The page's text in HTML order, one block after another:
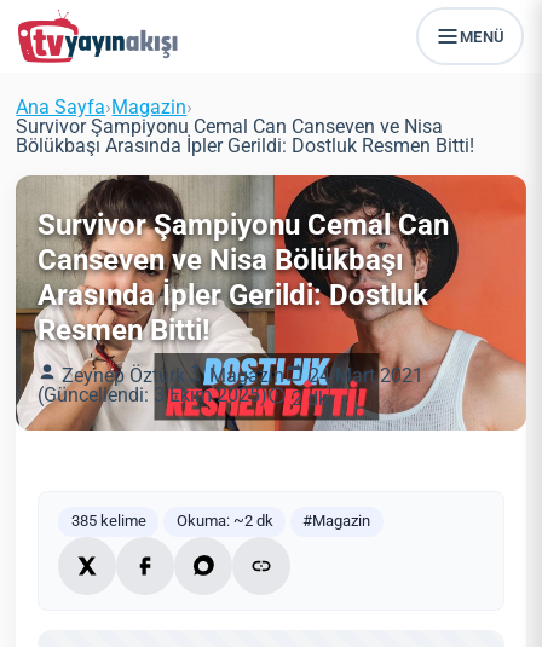
MENÜ
Ana Sayfa›Magazin›
Survivor Şampiyonu Cemal Can Canseven ve Nisa
Bölükbaşı Arasında İpler Gerildi: Dostluk Resmen Bitti!
Survivor Şampiyonu Cemal Can
Canseven ve Nisa Bölükbaşı
Arasında İpler Gerildi: Dostluk
Resmen Bitti!
Zeynep Öztürk Magazin
24 Mart 2021
(Güncellendi: 3 Ekim 2025)
2 dk
385 kelime Okuma: ~2 dk #Magazin